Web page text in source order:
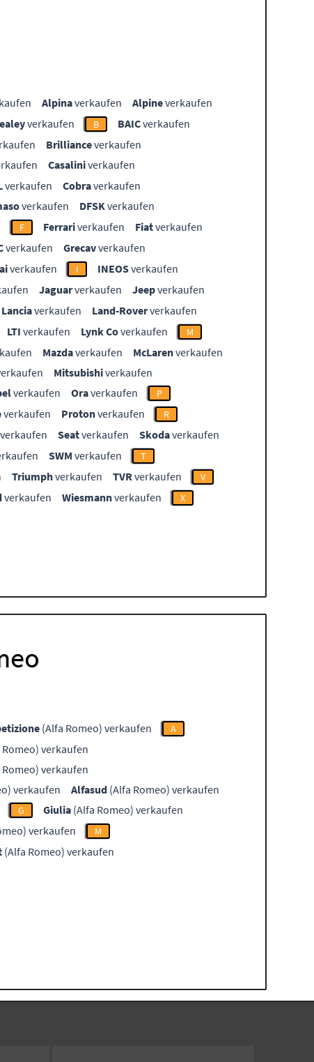
Alpinaverkaufen Alpineverkaufen
verkaufen B BAICverkaufen
Brillianceverkaufen
Casaliniverkaufen
verkaufen Cobraverkaufen
verkaufen DFSKverkaufen
F Ferrariverkaufen Fiatverkaufen
verkaufen Grecavverkaufen
verkaufen I INEOSverkaufen
Jaguarverkaufen Jeepverkaufen
Lanciaverkaufen Land-Roververkaufen
LTI verkaufen Lynk Coverkaufen M
Mazdaverkaufen McLarenverkaufen
Mitsubishiverkaufen
verkaufen Oraverkaufen P
verkaufen Protonverkaufen R
verkaufen Seatverkaufen Skodaverkaufen
SWM verkaufen T
Triumphverkaufen TVRverkaufen V
verkaufen Wiesmannverkaufen X
(Alfa Romeo) verkaufen A
Romeo) verkaufen
Romeo) verkaufen
verkaufen Alfasud (Alfa Romeo) verkaufen
G Giulia (Alfa Romeo) verkaufen
verkaufen M
(Alfa Romeo) verkaufen